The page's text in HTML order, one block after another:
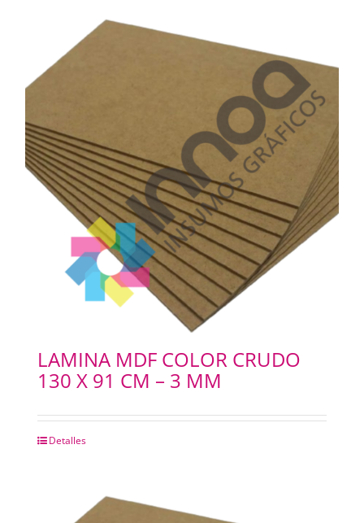
LAMINA MDF COLOR CRUDO
130 X 91 CM – 3 MM
Detalles